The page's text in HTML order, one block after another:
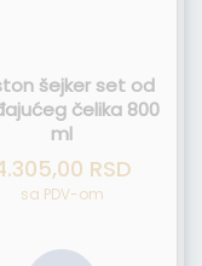
šejker set od
čelika 800
ml
RSD
sa PDV-om